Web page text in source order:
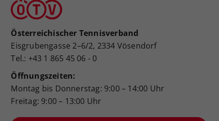
Österreichischer Tennisverband
Eisgrubengasse 2–6/2, 2334 Vösendorf
Tel.: +43 1 865 45 06 - 0
Öffnungszeiten:
Montag bis Donnerstag: 9:00 – 14:00 Uhr
Freitag: 9:00 – 13:00 Uhr